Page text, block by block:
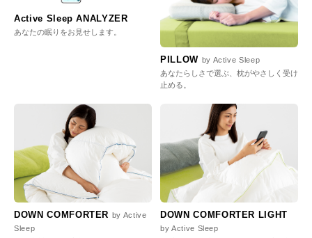
Active Sleep ANALYZER
あなたの眠りをお見せします。
PILLOW by Active Sleep
あなたらしさで選ぶ、枕がやさしく受け
止める。
DOWN COMFORTER by Active
Sleep
DOWN COMFORTER LIGHT
by Active Sleep